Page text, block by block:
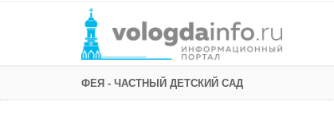
ФЕЯ - ЧАСТНЫЙ ДЕТСКИЙ САД